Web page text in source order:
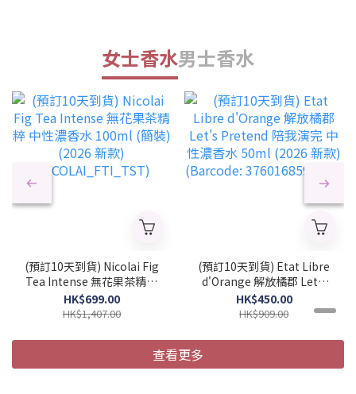
女士香水男士香水
(預訂10天到貨) Nicolai Fig
Tea Intense 無花果茶精粹
中性濃香水 100ml (簡裝)
(2026 新款)
HK$699.00
HK$1,407.00
(預訂10天到貨) Etat Libre
d'Orange 解放橘郡 Let's
Pretend 陪我演完 中性濃
香水 50ml (2026 新款)
3760168594281)
HK$450.00
HK$909.00
查看更多